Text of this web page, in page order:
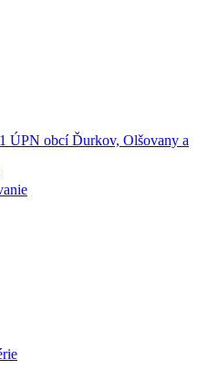
ÚPN obcí Ďurkov, Olšovany a